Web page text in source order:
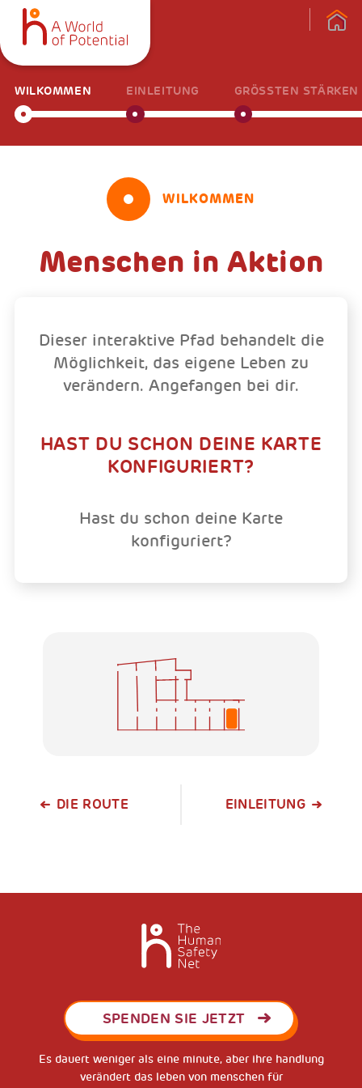
WILKOMMEN EINLEITUNG GRÖSSTEN STÄRKEN
WILKOMMEN
Menschen in Aktion
Dieser interaktive Pfad behandelt die
Möglichkeit, das eigene Leben zu
verändern. Angefangen bei dir.
HAST DU SCHON DEINE KARTE
KONFIGURIERT?
Hast du schon deine Karte
konfiguriert?
DIE ROUTE EINLEITUNG
SPENDEN SIE JETZT
Es dauert weniger als eine minute, aber ihre handlung
verändert das leben von menschen für